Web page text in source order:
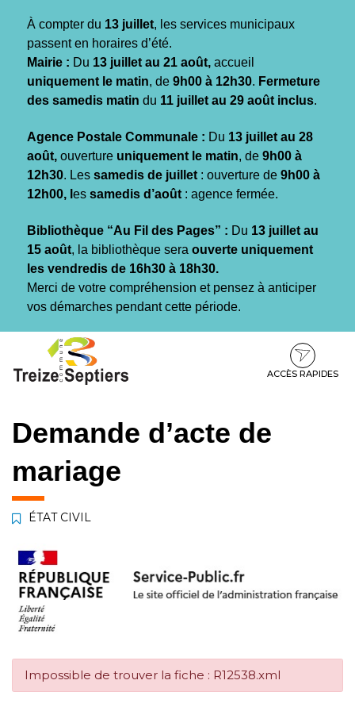
À compter du 13 juillet, les services municipaux
passent en horaires d’été.
Mairie : Du 13 juillet au 21 août, accueil
uniquement le matin, de 9h00 à 12h30. Fermeture
des samedis matin du 11 juillet au 29 août inclus.
Agence Postale Communale : Du 13 juillet au 28
août, ouverture uniquement le matin, de 9h00 à
12h30. Les samedis de juillet : ouverture de 9h00 à
12h00, l es samedis d’août : agence fermée.
Bibliothèque “Au Fil des Pages” : Du 13 juillet au
15 août, la bibliothèque sera ouverte uniquement
les vendredis de 16h30 à 18h30.
Merci de votre compréhension et pensez à anticiper
vos démarches pendant cette période.
contenu
pied
ACCÈS RAPIDES
Demande d’acte de
mariage
ÉTAT CIVIL
Impossible de trouver la fiche : R12538.xml